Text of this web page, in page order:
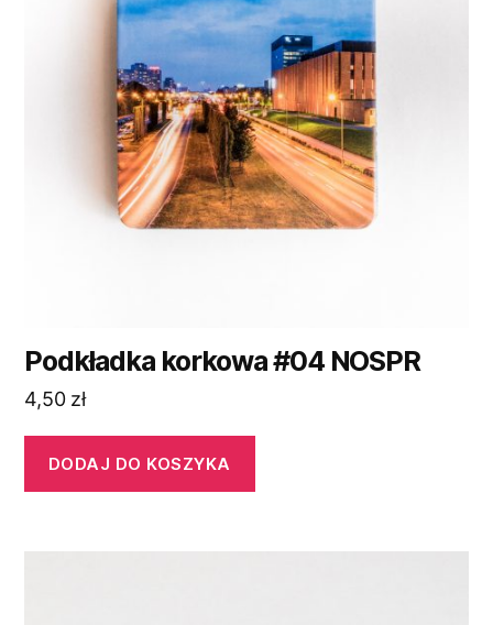
Podkładka korkowa #04 NOSPR
4,50 zł
DODAJ DO KOSZYKA